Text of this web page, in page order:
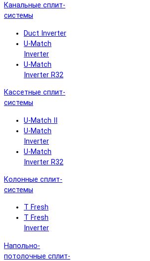
Канальные сплит-
системы
Duct Inverter
U-Match
Inverter
U-Match
Inverter R32
Кассетные сплит-
системы
U-Match II
U-Match
Inverter
U-Match
Inverter R32
Колонные сплит-
системы
T Fresh
T Fresh
Inverter
Напольно-
потолочные сплит-